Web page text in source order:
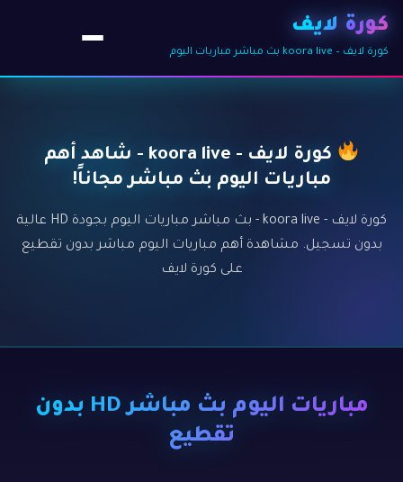
كورة لايف
كورة لايف – koora live بث مباشر مباريات اليوم
كورة لايف - koora live - شاهد أهم
مباريات اليوم بث مباشر مجاناً!
كورة لايف - koora live - بث مباشر مباريات اليوم بجودة HD عالية
بدون تسجيل. مشاهدة أهم مباريات اليوم مباشر بدون تقطيع
على كورة لايف
مباريات اليوم بث مباشر HD بدون
تقطيع